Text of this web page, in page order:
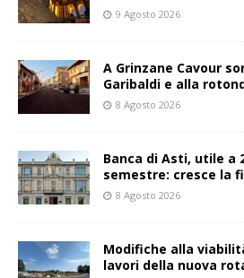
9 Agosto 2026
A Grinzane Cavour
Garibaldi e alla
8 Agosto 2026
Banca di Asti, utile a
semestre: cresce la
8 Agosto 2026
Modifiche alla
lavori della nuova